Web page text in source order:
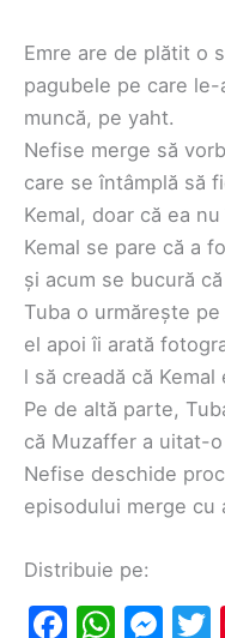
Emre are de plătit o
pagubele pe care
muncă, pe yaht.
Nefise merge să
care se întâmplă să
Kemal, doar că ea
Kemal se pare că a
și acum se bucură
Tuba o urmărește
el apoi îi arată
l să creadă că
Pe de altă parte,
că Muzaffer a uitat-
Nefise deschide
episodului merge cu
Distribuie pe:
F
W M